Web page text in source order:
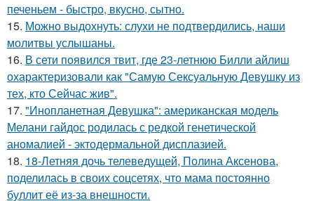
печеньем - быстро, вкусно, сытно.
15. Можно выдохнуть: слухи не подтвердились, наши
молитвы услышаны.
16. В сети появился твит, где 23-летнюю Билли айлиш
охарактеризовали как "Самую Сексуальную Девушку из
тех, кто Сейчас жив".
17. "Инопланетная Девушка": американская модель
Мелани гайдос родилась с редкой генетической
аномалией - эктодермальной дисплазией.
18. 18-Летняя дочь телеведущей, Полина Аксенова,
поделилась в своих соцсетях, что мама постоянно
буллит её из-за внешности.